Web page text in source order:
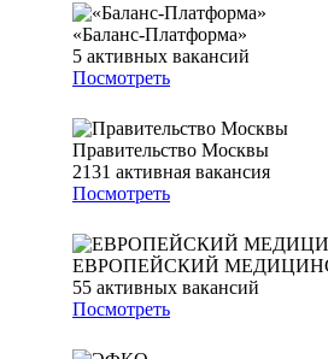
«Баланс-Платформа»
5 активных вакансий
Посмотреть
Правительство Москвы
2131 активная вакансия
Посмотреть
ЕВРОПЕЙСКИЙ
55 активных вакансий
Посмотреть